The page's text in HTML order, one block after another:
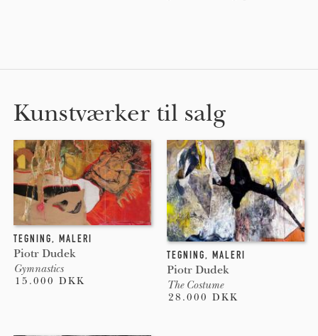
Kunstværker til salg
TEGNING, MALERI
Piotr Dudek
Gymnastics
15.000 DKK
TEGNING, MALERI
Piotr Dudek
The Costume
28.000 DKK